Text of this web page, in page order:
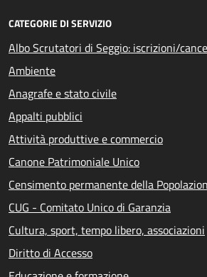
CATEGORIE DI SERVIZIO
Albo Scrutatori di Seggio: iscrizioni/
Ambiente
Anagrafe e stato civile
Appalti pubblici
Attività produttive e commercio
Canone Patrimoniale Unico
Censimento permanente della
CUG - Comitato Unico di Garanzia
Cultura, sport, tempo libero, associazioni
Diritto di Accesso